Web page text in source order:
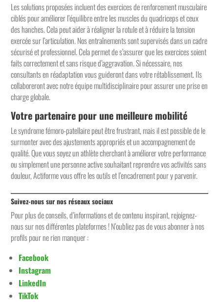
Les solutions proposées incluent des exercices de renforcement musculaire
ciblés pour améliorer l’équilibre entre les muscles du quadriceps et ceux
des hanches. Cela peut aider à réaligner la rotule et à réduire la tension
exercée sur l’articulation. Nos entraînements sont supervisés dans un cadre
sécurisé et professionnel. Cela permet de s’assurer que les exercices soient
faits correctement et sans risque d’aggravation. Si nécessaire, nos
consultants en réadaptation vous guideront dans votre rétablissement. Ils
collaboreront avec notre équipe multidisciplinaire pour assurer une prise en
charge globale.
Votre partenaire pour une meilleure mobilité
Le syndrome fémoro-patellaire peut être frustrant, mais il est possible de le
surmonter avec des ajustements appropriés et un accompagnement de
qualité. Que vous soyez un athlète cherchant à améliorer votre performance
ou simplement une personne active souhaitant reprendre vos activités sans
douleur, Actiforme vous offre les outils et l’encadrement pour y parvenir.
Suivez-nous sur nos réseaux sociaux
Pour plus de conseils, d’informations et de contenu inspirant, rejoignez-
nous sur nos différentes plateformes ! N’oubliez pas de vous abonner à nos
profils pour ne rien manquer :
Facebook
Instagram
LinkedIn
TikTok